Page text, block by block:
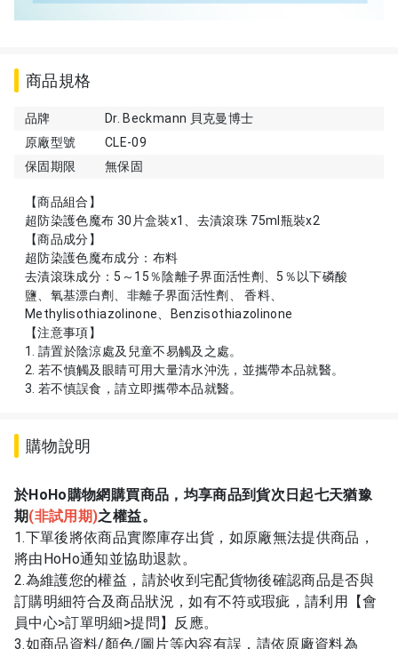
商品規格
品牌
Dr. Beckmann 貝克曼博士
原廠型號
CLE-09
保固期限
無保固
【商品組合】
超防染護色魔布 30片盒裝x1、去漬滾珠 75ml瓶裝x2
【商品成分】
超防染護色魔布成分：布料
去漬滾珠成分：5～15％陰離子界面活性劑、5％以下磷酸
鹽、氧基漂白劑、非離子界面活性劑、 香料、
Methylisothiazolinone、Benzisothiazolinone
【注意事項】
1. 請置於陰涼處及兒童不易觸及之處。
2. 若不慎觸及眼睛可用大量清水沖洗，並攜帶本品就醫。
3. 若不慎誤食，請立即攜帶本品就醫。
購物說明
於HoHo購物網購買商品，均享商品到貨次日起七天猶豫
期(非試用期)之權益。
1.下單後將依商品實際庫存出貨，如原廠無法提供商品，
將由HoHo通知並協助退款。
2.為維護您的權益，請於收到宅配貨物後確認商品是否與
訂購明細符合及商品狀況，如有不符或瑕疵，請利用【會
員中心>訂單明細>提問】反應。
3.如商品資料/顏色/圖片等內容有誤，請依原廠資料為